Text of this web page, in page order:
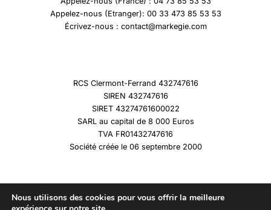
Appelez-nous (Etranger): 00 33 473 85 53 53
Écrivez-nous : contact@markegie.com
RCS Clermont-Ferrand 432747616
SIREN 432747616
SIRET 43274761600022
SARL au capital de 8 000 Euros
TVA FR01432747616
Société créée le 06 septembre 2000
Nous utilisons des cookies pour vous offrir la meilleure